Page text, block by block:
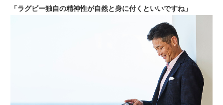
「ラグビー独自の精神性が自然と身に付くといいですね」